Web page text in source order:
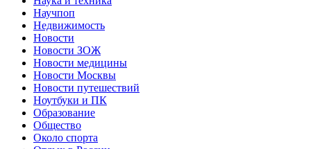
Научпоп
Недвижимость
Новости
Новости ЗОЖ
Новости медицины
Новости Москвы
Новости путешествий
Ноутбуки и ПК
Образование
Общество
Около спорта